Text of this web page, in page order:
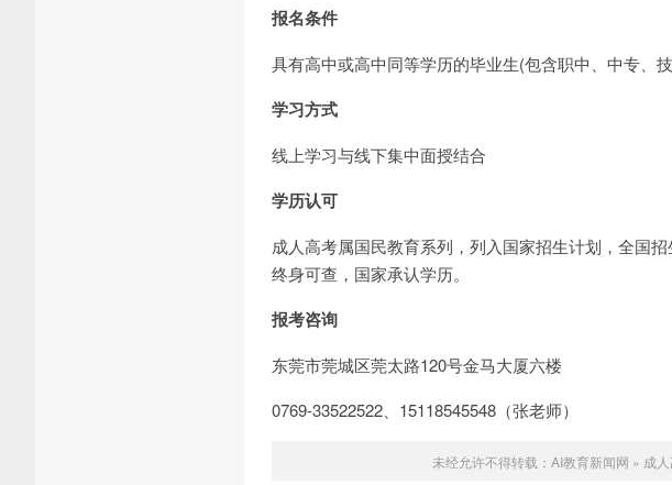
报名条件
具有高中或高中同等学历的毕业生(包含职中、中专、技
学习方式
线上学习与线下集中面授结合
学历认可
成人高考属国民教育系列，列入国家招生计划，全国
终身可查，国家承认学历。
报考咨询
东莞市莞城区莞太路120号金马大厦六楼
0769-33522522、15118545548（张老师）
未经允许不得转载： AI教育新闻网 » 成